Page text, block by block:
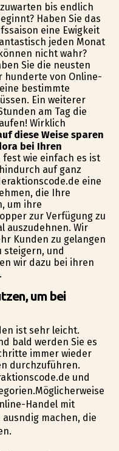
bis endlich
Haben Sie das
eine Ewigkeit
jeden Monat
nicht wahr?
Sie die neusten
hunderte von Online-
bestimmte
Ein weiterer
am Tag die
Wirklich
diese Weise sparen
bei Ihren
wie einfach es ist
auf ganz
eine
die Ihre
um ihre
zur Verfügung zu
auszudehnen. Wir
Kunden zu gelangen
steigern, und
wir dazu bei ihren
um bei
ist sehr leicht.
bald werden Sie es
immer wieder
durchzuführen.
und
Handel mit
machen, die